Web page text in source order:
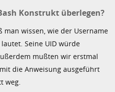
Konstrukt überlegen?
man wissen, wie der Username
Seine UID würde
mußten wir erstmal
die Anweisung ausgeführt
weg.